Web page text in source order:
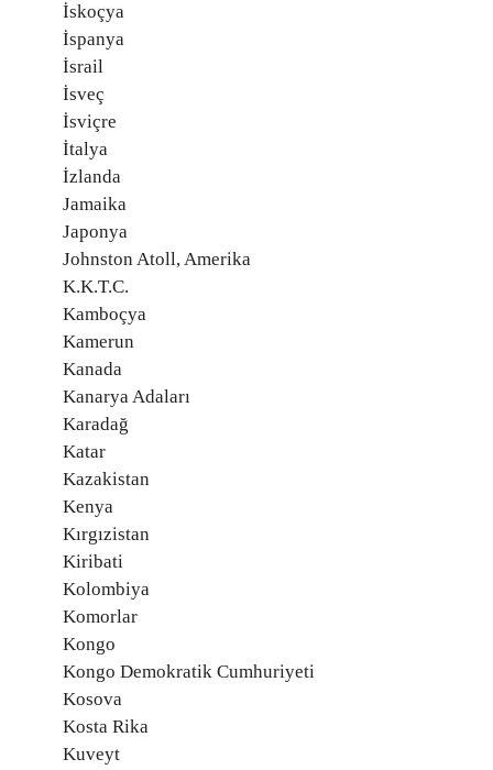
İskoçya
İspanya
İsrail
İsveç
İsviçre
İtalya
İzlanda
Jamaika
Japonya
Johnston Atoll, Amerika
K.K.T.C.
Kamboçya
Kamerun
Kanada
Kanarya Adaları
Karadağ
Katar
Kazakistan
Kenya
Kırgızistan
Kiribati
Kolombiya
Komorlar
Kongo
Kongo Demokratik Cumhuriyeti
Kosova
Kosta Rika
Kuveyt